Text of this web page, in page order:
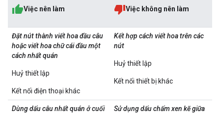
Việc nên làm Việc không nên làm
Đặt nút thành viết hoa đầu câu
hoặc viết hoa chữ cái đầu một
cách nhất quán
Huỷ thiết lập
Kết nối điện thoại khác
Kết hợp cách viết hoa trên các
nút
Huỷ thiết lập
Kết nối thiết bị khác
Dùng dấu câu nhất quán ở cuối
Sử dụng dấu chấm xen kẽ giữa